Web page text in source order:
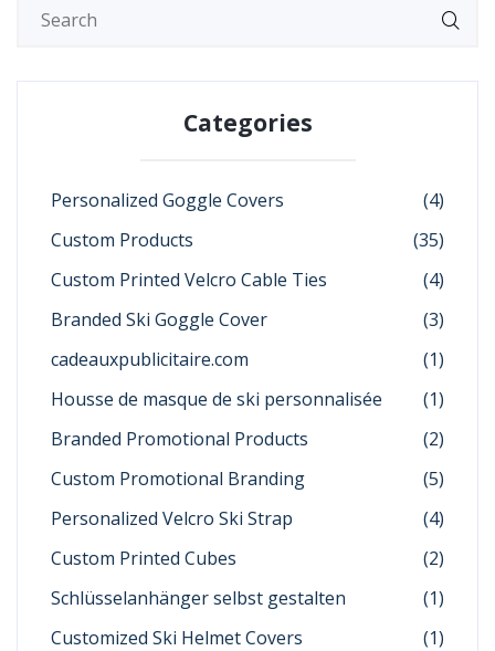
Categories
Personalized Goggle Covers
(4)
Custom Products
(35)
Custom Printed Velcro Cable Ties
(4)
Branded Ski Goggle Cover
(3)
cadeauxpublicitaire.com
(1)
Housse de masque de ski personnalisée
(1)
Branded Promotional Products
(2)
Custom Promotional Branding
(5)
Personalized Velcro Ski Strap
(4)
Custom Printed Cubes
(2)
Schlüsselanhänger selbst gestalten
(1)
Customized Ski Helmet Covers
(1)